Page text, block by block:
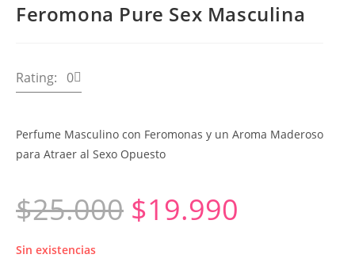
Feromona Pure Sex Masculina
Rating: 0
Perfume Masculino con Feromonas y un Aroma Maderoso
para Atraer al Sexo Opuesto
$25.000 $19.990
Sin existencias